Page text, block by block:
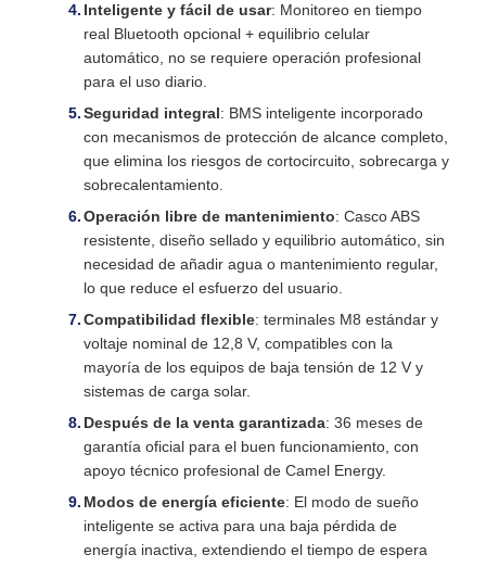
Inteligente y fácil de usar: Monitoreo en tiempo
real Bluetooth opcional + equilibrio celular
automático, no se requiere operación profesional
para el uso diario.
Seguridad integral: BMS inteligente incorporado
con mecanismos de protección de alcance completo,
que elimina los riesgos de cortocircuito, sobrecarga y
sobrecalentamiento.
Operación libre de mantenimiento: Casco ABS
resistente, diseño sellado y equilibrio automático, sin
necesidad de añadir agua o mantenimiento regular,
lo que reduce el esfuerzo del usuario.
Compatibilidad flexible: terminales M8 estándar y
voltaje nominal de 12,8 V, compatibles con la
mayoría de los equipos de baja tensión de 12 V y
sistemas de carga solar.
Después de la venta garantizada: 36 meses de
garantía oficial para el buen funcionamiento, con
apoyo técnico profesional de Camel Energy.
Modos de energía eficiente: El modo de sueño
inteligente se activa para una baja pérdida de
energía inactiva, extendiendo el tiempo de espera